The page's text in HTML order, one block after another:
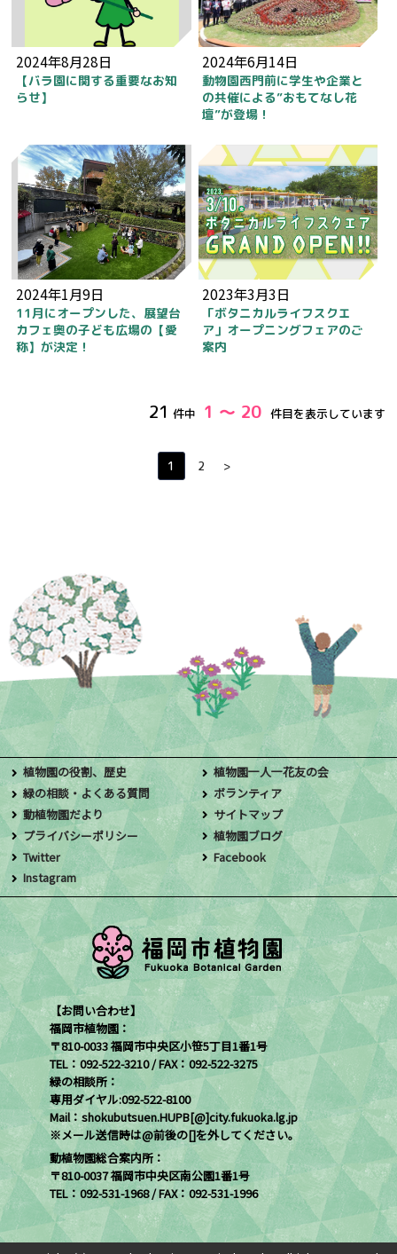
2024年8月28日
【バラ園に関する重要なお知
らせ】
2024年6月14日
動物園西門前に学生や企業と
の共催による”おもてなし花
壇”が登場！
2024年1月9日
11月にオープンした、展望台
カフェ奥の子ども広場の【愛
称】が決定！
2023年3月3日
「ボタニカルライフスクエ
ア」オープニングフェアのご
案内
21 件中 1 ～ 20 件目を表示しています
1 2 >
植物園の役割、歴史
植物園一人一花友の会
緑の相談・よくある質問
ボランティア
動植物園だより
サイトマップ
プライバシーポリシー
植物園ブログ
Twitter
Facebook
Instagram
【お問い合わせ】
福岡市植物園：
〒810-0033 福岡市中央区小笹5丁目1番1号
TEL：092-522-3210 / FAX：092-522-3275
緑の相談所：
専用ダイヤル:092-522-8100
Mail：shokubutsuen.HUPB[@]city.fukuoka.lg.jp
※メール送信時は@前後の[]を外してください。
動植物園総合案内所：
〒810-0037 福岡市中央区南公園1番1号
TEL：092-531-1968 / FAX：092-531-1996